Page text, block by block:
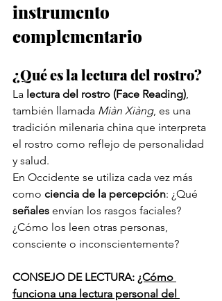
instrumento
complementario
¿Qué es la lectura del rostro?
La lectura del rostro (Face Reading),
también llamada Miàn Xiàng, es una
tradición milenaria china que interpreta
el rostro como reflejo de personalidad
y salud.
En Occidente se utiliza cada vez más
como ciencia de la percepción: ¿Qué
señales envían los rasgos faciales?
¿Cómo los leen otras personas,
consciente o inconscientemente?
CONSEJO DE LECTURA: ¿Cómo
funciona una lectura personal del